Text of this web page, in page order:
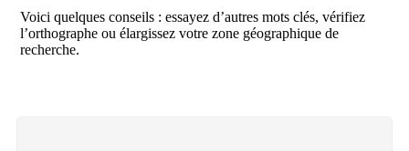
Voici quelques conseils : essayez d’autres mots clés, vérifiez
l’orthographe ou élargissez votre zone géographique de
recherche.